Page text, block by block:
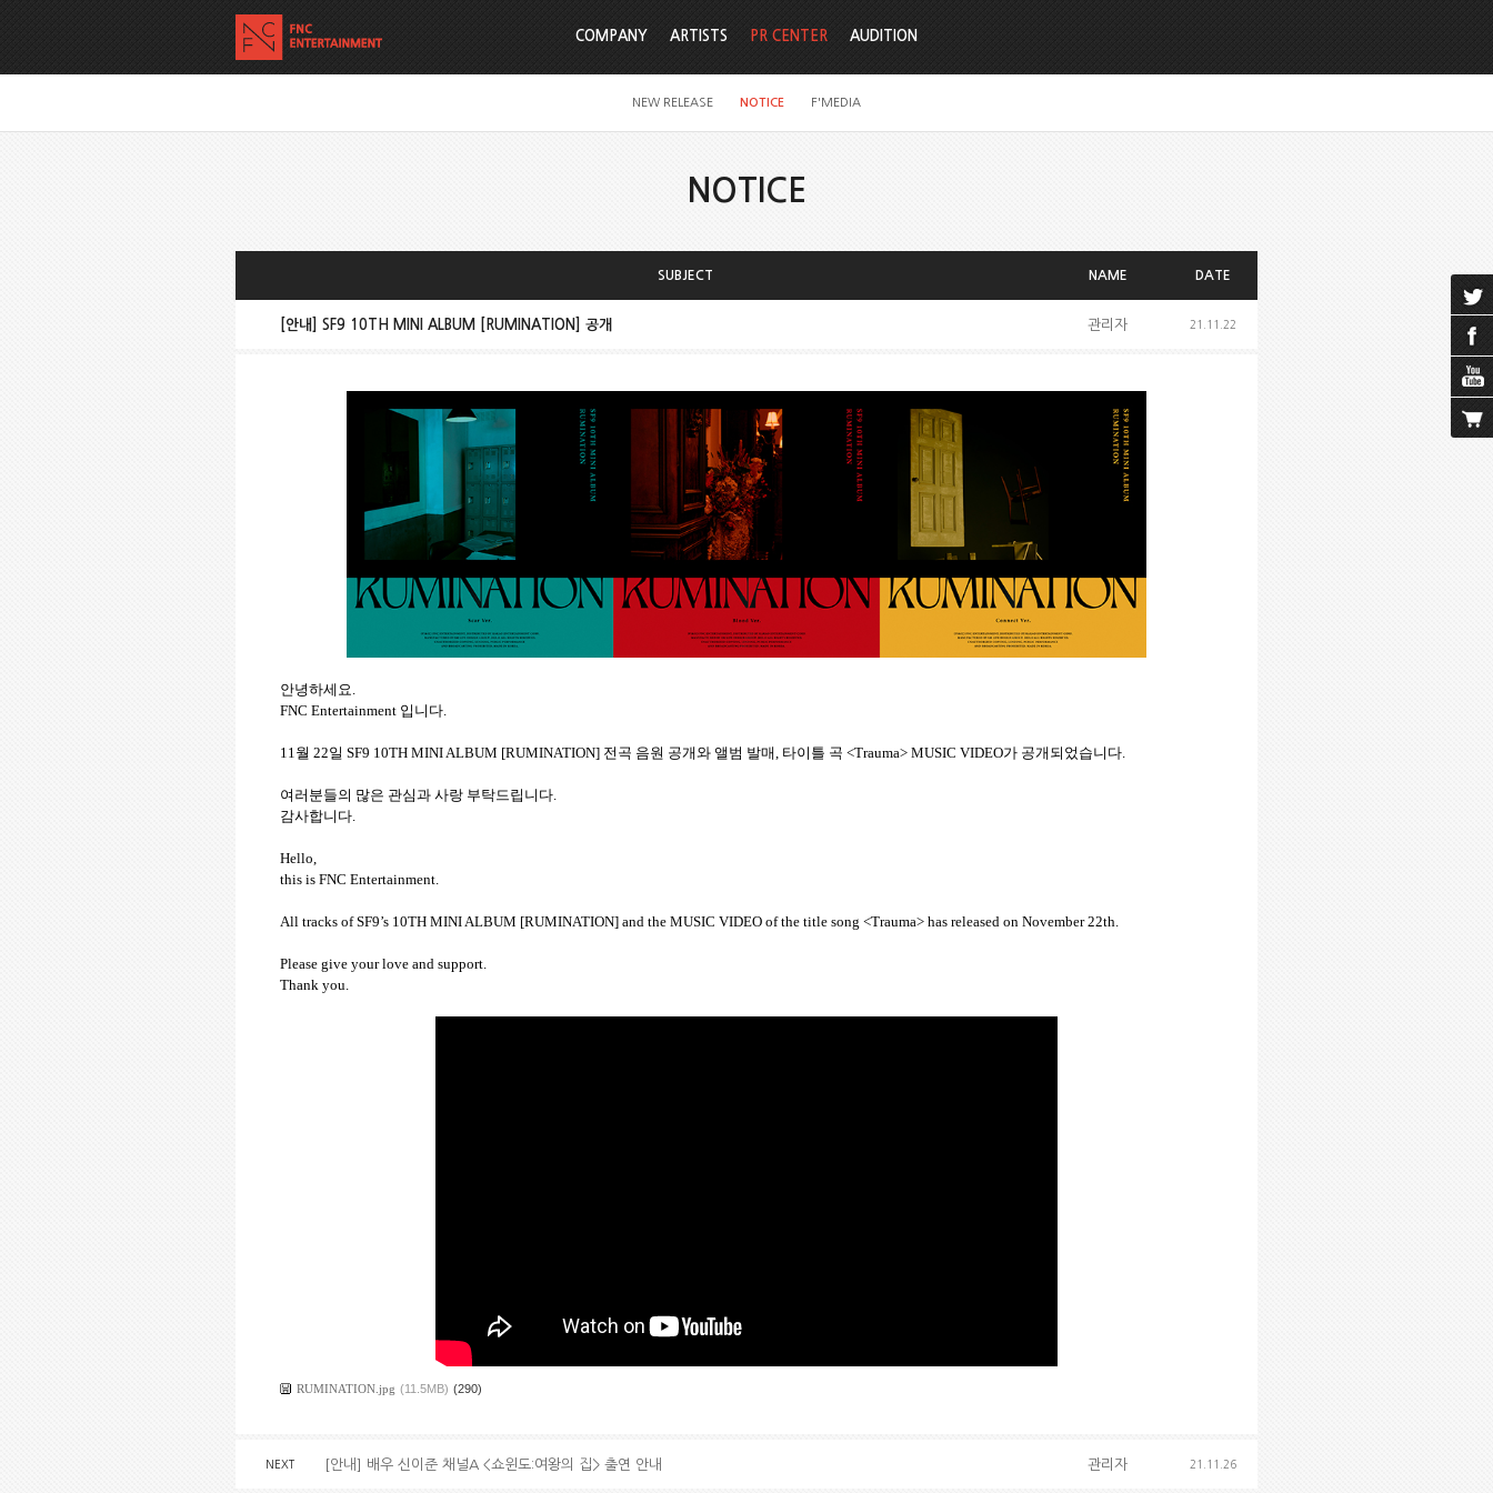
COMPANY ARTISTS PR CENTER
NEW RELEASE NOTICE F'MEDIA
AUDITION
NOTICE
SUBJECT NAME DATE
[안내] SF9 10TH MINI ALBUM [RUMINATION] 공개 관리자 21.11.22
안녕하세요
FNC Entertainment 입니다
11 월 22일 SF9 10TH MINI ALBUM [RUMINATION] 전곡 음원 공개와 앨범 발매 타이틀 곡 <Trauma> MUSIC VIDEO가 공개되었습니다
여러분들의 많은 관심과 사랑 부탁드립니다
감사합니다
Hello,
this is FNC Entertainment.
All tracks of SF9’s 10TH MINI ALBUM [RUMINATION] and the MUSIC VIDEO of the title song <Trauma> has released on November 22th.
Please give your love and support.
Thank you.
RUMINATION.jpg (11.5MB) (290)
NEXT [안내] 배우 신이준 채널A <쇼윈도:여왕의 집> 출연 안내 관리자 21.11.26